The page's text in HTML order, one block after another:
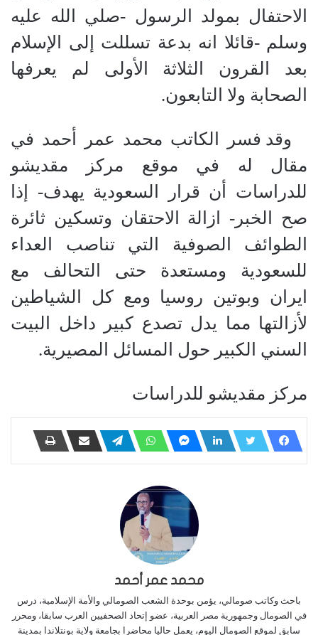
الاحتفال بمولد الرسول -صلي الله عليه
وسلم -قائلا انه بدعة تسللت إلى الإسلام
بعد القرون الثلاثة الأولى لم يعرفها
الصحابة ولا التابعون.
وقد فسر الكاتب محمد عمر أحمد في
مقال له في موقع مركز مقديشو
للدراسات أن قرار السعودية يهدف- إذا
صح الخبر- ازالة الاحتقان وتسكين ثائرة
الطوائف الصوفية التي تناصب العداء
للسعودية ومستعدة حتى التحالف مع
ايران وبوتين روسيا ومع كل الشياطين
لأزالتها مما يدل تصدع كبير داخل البيت
السني الكبير حول المسائل المصيرية.
مركز مقديشو للدراسات
محمد عمر أحمد
باحث وكاتب صومالي، يؤمن بوحدة الشعب الصومالي والأمة الإسلامية، درس
في الصومال وجمهورية مصر العربية، عضو إتحاد الصحفيين العرب سابقا، ومحرر
سابق لموقع الصومال اليوم، يعمل حاليا محاضرا بجامعة ولاية بونتلاندا بمدينة